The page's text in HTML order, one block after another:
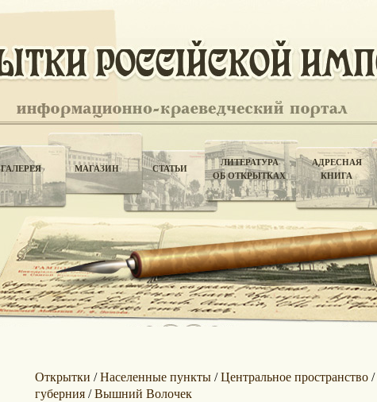
ГАЛЕРЕЯ МАГАЗИН СТАТЬИ
ЛИТЕРАТУРА
ОБ ОТКРЫТКАХ
АДРЕСНАЯ
КНИГА
Открытки /Населенные пункты/Центральное пространство/
губерния/Вышний Волочек